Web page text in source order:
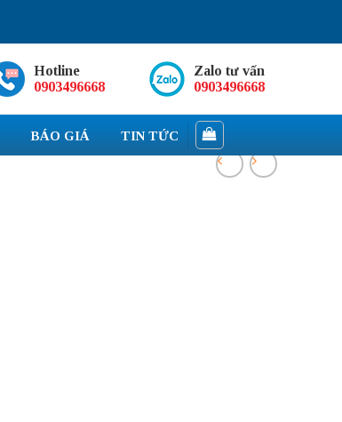
Hotline
0903496668
Zalo tư vấn
0903496668
BÁO GIÁ TIN TỨC